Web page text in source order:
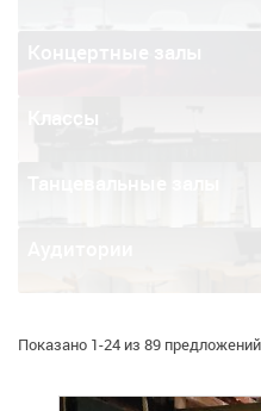
Классы
Показано 1-24 из 89 предложений